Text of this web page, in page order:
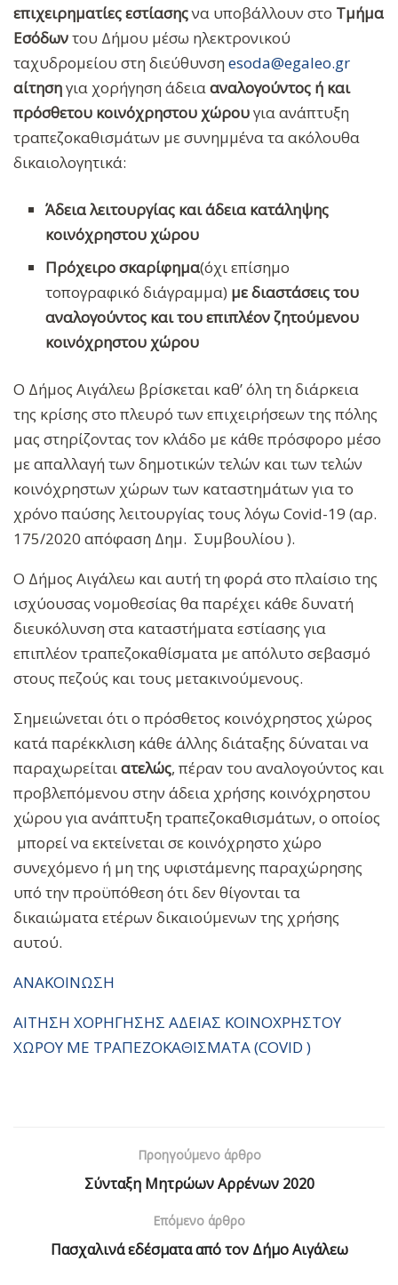
επιχειρηματίες εστίασηςνα υποβάλλουν στο Τμήμα
Εσόδωντου Δήμου μέσω ηλεκτρονικού
ταχυδρομείου στη διεύθυνση esoda@egaleo.gr
αίτησηγια χορήγηση άδεια αναλογούντος ή και
πρόσθετου κοινόχρηστου χώρουγια ανάπτυξη
τραπεζοκαθισμάτων με συνημμένα τα ακόλουθα
δικαιολογητικά:
Άδεια λειτουργίας και άδεια κατάληψης
κοινόχρηστου χώρου
Πρόχειρο σκαρίφημα(όχι επίσημο
τοπογραφικό διάγραμμα) με διαστάσεις του
αναλογούντος και του επιπλέον ζητούμενου
κοινόχρηστου χώρου
Ο Δήμος Αιγάλεω βρίσκεται καθ’ όλη τη διάρκεια
της κρίσης στο πλευρό των επιχειρήσεων της πόλης
μας στηρίζοντας τον κλάδο με κάθε πρόσφορο μέσο
με απαλλαγή των δημοτικών τελών και των τελών
κοινόχρηστων χώρων των καταστημάτων για το
χρόνο παύσης λειτουργίας τους λόγω Covid-19 (αρ.
175/2020 απόφαση Δημ. Συμβουλίου ).
Ο Δήμος Αιγάλεω και αυτή τη φορά στο πλαίσιο της
ισχύουσας νομοθεσίας θα παρέχει κάθε δυνατή
διευκόλυνση στα καταστήματα εστίασης για
επιπλέον τραπεζοκαθίσματα με απόλυτο σεβασμό
στους πεζούς και τους μετακινούμενους.
Σημειώνεται ότι ο πρόσθετος κοινόχρηστος χώρος
κατά παρέκκλιση κάθε άλλης διάταξης δύναται να
παραχωρείταιατελώς, πέραν του αναλογούντος και
προβλεπόμενου στην άδεια χρήσης κοινόχρηστου
χώρου για ανάπτυξη τραπεζοκαθισμάτων, ο οποίος
μπορεί να εκτείνεται σε κοινόχρηστο χώρο
συνεχόμενο ή μη της υφιστάμενης παραχώρησης
υπό την προϋπόθεση ότι δεν θίγονται τα
δικαιώματα ετέρων δικαιούμενων της χρήσης
αυτού.
ΑΝΑΚΟΙΝΩΣΗ
ΑΙΤΗΣΗ ΧΟΡΗΓΗΣΗΣ ΑΔΕΙΑΣ ΚΟΙΝΟΧΡΗΣΤΟΥ
ΧΩΡΟΥ ΜΕ ΤΡΑΠΕΖΟΚΑΘΙΣΜΑΤΑ (COVID )
Προηγούμενο άρθρο
Σύνταξη Μητρώων Αρρένων 2020
Επόμενο άρθρο
Πασχαλινά εδέσματα από τον Δήμο Αιγάλεω